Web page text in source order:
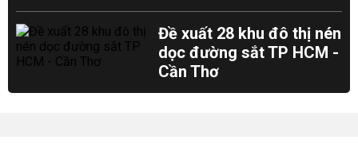
Đề xuất 28 khu đô thị nén
dọc đường sắt TP HCM -
Cần Thơ